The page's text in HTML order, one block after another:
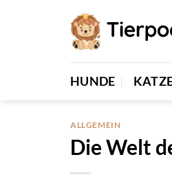
HUNDE
ALLGEMEIN
Die Welt